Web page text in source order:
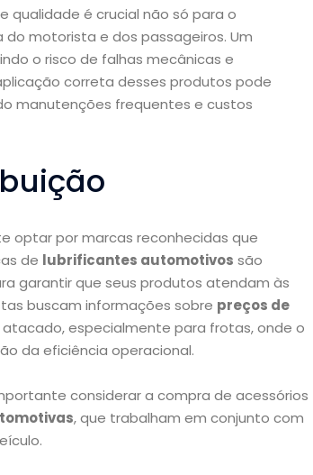
qualidade é crucial não só para o
motorista e dos passageiros. Um
o risco de falhas mecânicas e
correta desses produtos pode
manutenções frequentes e custos
optar por marcas reconhecidas que
de lubrificantes automotivos são
garantir que seus produtos atendam às
buscam informações sobre preços de
especialmente para frotas, onde o
da eficiência operacional.
considerar a compra de acessórios
, que trabalham em conjunto com